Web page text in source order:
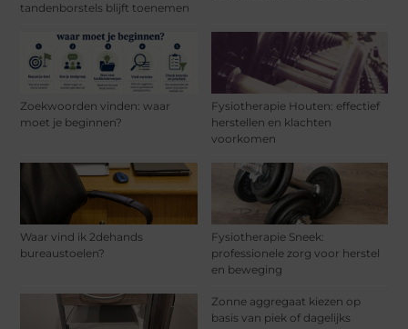
tandenborstels blijft toenemen
Zoekwoorden vinden: waar
moet je beginnen?
Fysiotherapie Houten: effectief
herstellen en klachten
voorkomen
Waar vind ik 2dehands
bureaustoelen?
Fysiotherapie Sneek:
professionele zorg voor herstel
en beweging
Zonne aggregaat kiezen op
basis van piek of dagelijks